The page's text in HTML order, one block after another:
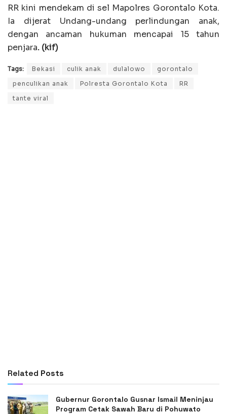
RR kini mendekam di sel Mapolres Gorontalo Kota.
Ia dijerat Undang-undang perlindungan anak,
dengan ancaman hukuman mencapai 15 tahun
penjara. (kif)
Tags: Bekasi culik anak dulalowo
gorontalo
penculikan anak
Polresta Gorontalo Kota
RR
tante viral
Related Posts
Gubernur Gorontalo Gusnar Ismail Meninjau
Program Cetak Sawah Baru di Pohuwato